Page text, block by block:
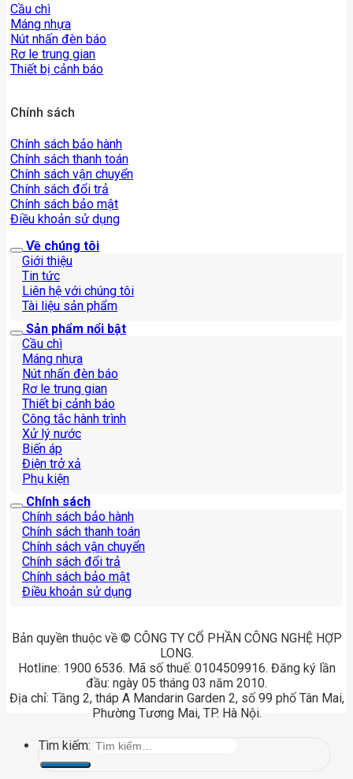
Cầu chì
Máng nhựa
Nút nhấn đèn báo
Rơ le trung gian
Thiết bị cảnh báo
Chính sách
Chính sách bảo hành
Chính sách thanh toán
Chính sách vận chuyển
Chính sách đổi trả
Chính sách bảo mật
Điều khoản sử dụng
Về chúng tôi
Giới thiệu
Tin tức
Liên hệ với chúng tôi
Tài liệu sản phẩm
Sản phẩm nổi bật
Cầu chì
Máng nhựa
Nút nhấn đèn báo
Rơ le trung gian
Thiết bị cảnh báo
Công tắc hành trình
Xử lý nước
Biến áp
Điện trở xả
Phụ kiện
Chính sách
Chính sách bảo hành
Chính sách thanh toán
Chính sách vận chuyển
Chính sách đổi trả
Chính sách bảo mật
Điều khoản sử dụng
Bản quyền thuộc về © CÔNG TY CỔ PHẦN CÔNG NGHỆ HỢP
LONG.
Hotline: 1900 6536. Mã số thuế: 0104509916. Đăng ký lần
đầu: ngày 05 tháng 03 năm 2010.
Địa chỉ: Tầng 2, tháp A Mandarin Garden 2, số 99 phố Tân Mai,
Phường Tương Mai, TP. Hà Nội.
Tìm kiếm: